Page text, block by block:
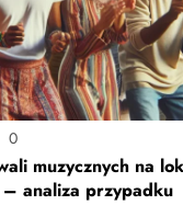
0
muzycznych na
– analiza przypadku